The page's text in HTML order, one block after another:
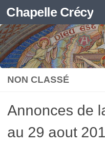
Skip to content
Chapelle Crécy
NON CLASSÉ
Annonces de
au 29 aout